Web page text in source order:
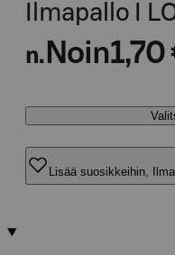
Ilmapallo I
n. Noin1,70
Lisää suosikkeihin,